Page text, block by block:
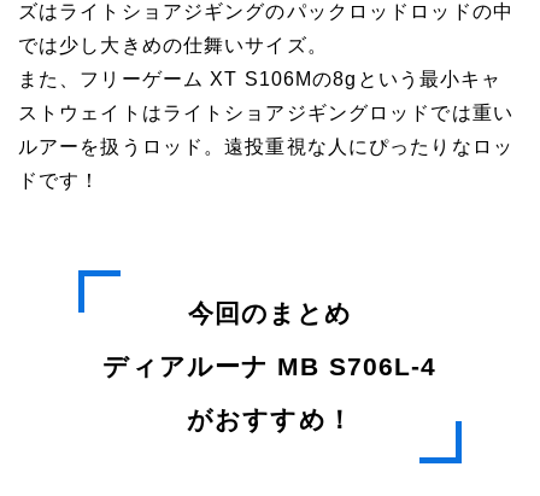
ズはライトショアジギングのパックロッドロッドの中
では少し大きめの仕舞いサイズ。
また、フリーゲーム XT S106Mの8gという最小キャ
ストウェイトはライトショアジギングロッドでは重い
ルアーを扱うロッド。遠投重視な人にぴったりなロッ
ドです！
今回のまとめ
ディアルーナ MB S706L-4
がおすすめ！